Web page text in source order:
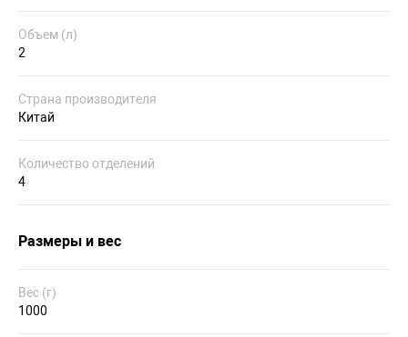
Объем (л)
2
Страна производителя
Китай
Количество отделений
4
Размеры и вес
Вес (г)
1000